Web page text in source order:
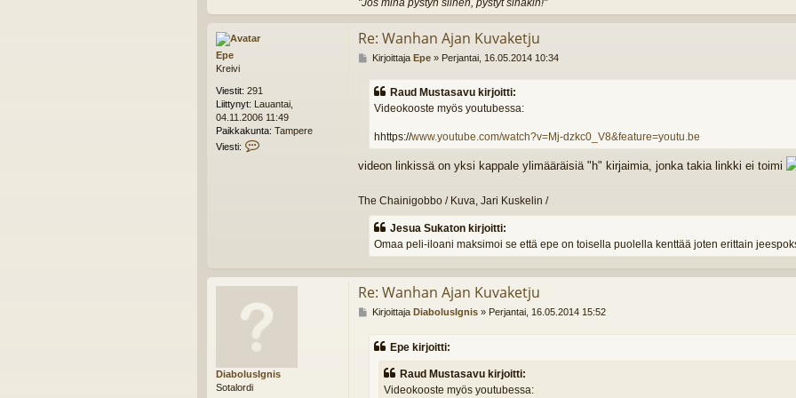
"Jos minä pystyn siihen, pystyt sinäkin!"
Epe
Kreivi
Viestit: 291
Liittynyt: Lauantai,
04.11.2006 11:49
Paikkakunta: Tampere
Viesti:
Re: Wanhan Ajan Kuvaketju
V
e
Kirjoittaja Epe» Perjantai, 16.05.2014 10:34
Raud Mustasavu kirjoitti:
Videokooste myös youtubessa:
hhttps://www.youtube.com/watch?v=Mj-dzkc0_V8&feature=youtu.be
videon linkissä on yksi kappale ylimääräisiä "h" kirjaimia, jonka takia linkki ei toimi
The Chainigobbo / Kuva, Jari Kuskelin /
Jesua Sukaton kirjoitti:
Omaa peli-iloani maksimoi se että epe on toisella puolella kenttää joten erittain
DiabolusIgnis
Sotalordi
Re: Wanhan Ajan Kuvaketju
V
e
Kirjoittaja DiabolusIgnis» Perjantai, 16.05.2014 15:52
Epe kirjoitti:
Raud Mustasavu kirjoitti:
Videokooste myös youtubessa: